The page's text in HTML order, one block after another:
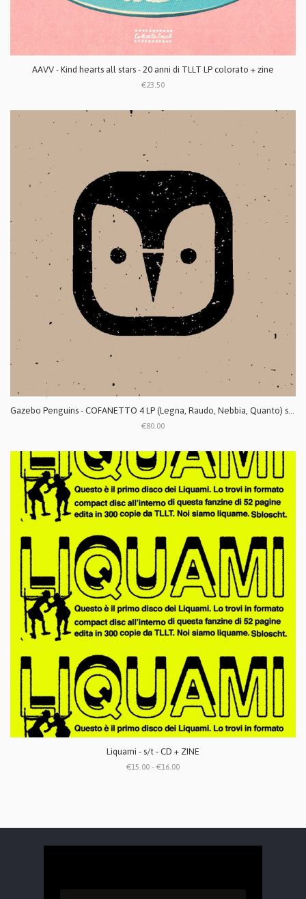
AAVV - Kind hearts all stars - 20 anni di TLLT LP colorato + zine
€23.50
€80.00
Liquami - s/t - CD + ZINE
€15.00 - €16.00